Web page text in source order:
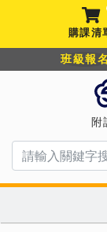
購課清
附
班級報名